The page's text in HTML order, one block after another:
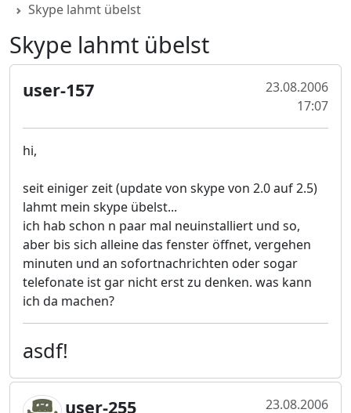
Skype lahmt übelst
Skype lahmt übelst
user-157
23.08.2006
17:07
hi,
seit einiger zeit (update von skype von 2.0 auf 2.5)
lahmt mein skype übelst...
ich hab schon n paar mal neuinstalliert und so,
aber bis sich alleine das fenster öffnet, vergehen
minuten und an sofortnachrichten oder sogar
telefonate ist gar nicht erst zu denken. was kann
ich da machen?
asdf!
user-255
23.08.2006